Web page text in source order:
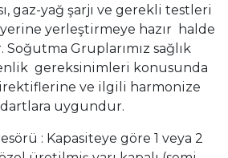
gaz-yağ şarjı ve gerekli testleri
yerine yerleştirmeye hazır halde
Gruplarımız sağlık
gereksinimleri konusunda
ve ilgili harmonize
uygundur.
: Kapasiteye göre 1 veya 2